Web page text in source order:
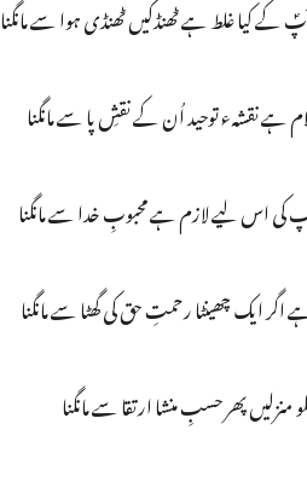
کے کیا غلط ہے ٹھنڈکیں ٹھنڈی ہوا سے مانگنا
نقشہء توحید اُن کے نقشِ پا سے مانگنا
اس لیے لازم ہے محبوبِ خدا سے مانگنا
ایک چھینٹا رحمتِ حق کی گھٹا سے مانگنا
پھر حسبِ منشا ارتقا سے مانگنا